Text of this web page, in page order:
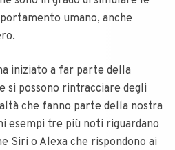
umano, anche
iniziato a far parte della
si possono rintracciare degli
che fanno parte della nostra
esempi tre più noti riguardano
Siri o Alexa che rispondono ai